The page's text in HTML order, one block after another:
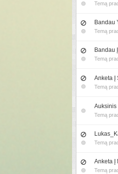
Temą
Bandau
Temą
Bandau
Temą
Anketa Į
Temą
Auksinis
Temą
Temą
Anketa Į
Temą